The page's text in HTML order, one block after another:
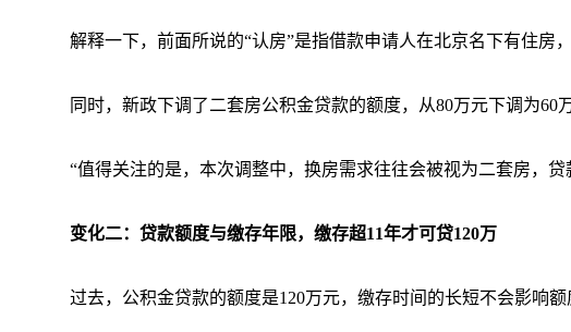
解释一下，前面所说的“认房”是指借款申请人在北京名下有住房
同时，新政下调了二套房公积金贷款的额度，从80万元下调为60万
“值得关注的是，本次调整中，换房需求往往会被视为二套房，
变化二：贷款额度与缴存年限，缴存超11年才可贷120万
过去，公积金贷款的额度是120万元，缴存时间的长短不会影响